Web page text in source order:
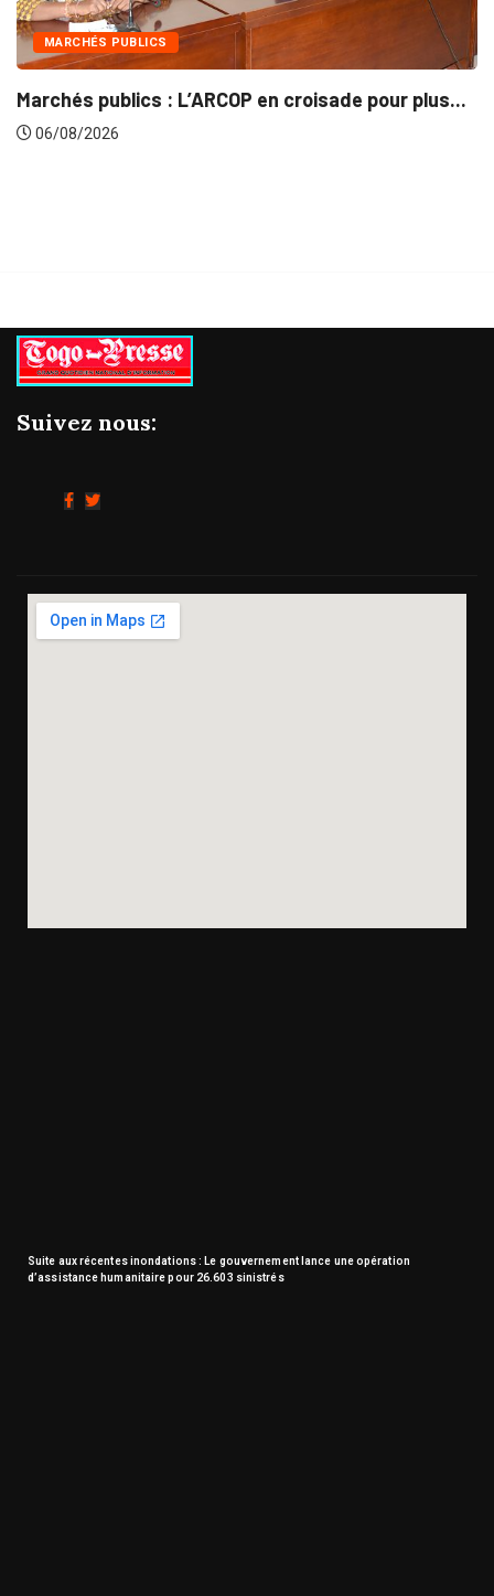
croisade pour plus...
Gestion concertée et
Suivez nous:
Suite aux récentes inondations : Le gouvernement lance une opération
d’assistance humanitaire pour 26.603 sinistrés